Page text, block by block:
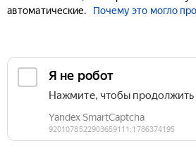
автоматические.
Почему это могло